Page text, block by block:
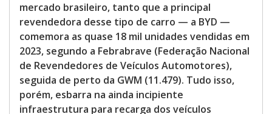
mercado brasileiro, tanto que a principal
revendedora desse tipo de carro — a BYD —
comemora as quase 18 mil unidades vendidas em
2023, segundo a Febrabrave (Federação Nacional
de Revendedores de Veículos Automotores),
seguida de perto da GWM (11.479). Tudo isso,
porém, esbarra na ainda incipiente
infraestrutura para recarga dos veículos